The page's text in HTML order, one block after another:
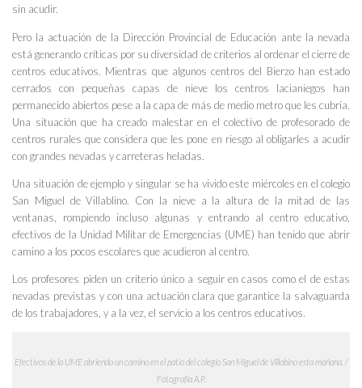
sin acudir.
Pero la actuación de la Dirección Provincial de Educación ante la nevada
está generando críticas por su diversidad de criterios al ordenar el cierre de
centros educativos. Mientras que algunos centros del Bierzo han estado
cerrados con pequeñas capas de nieve los centros lacianiegos han
permanecido abiertos pese a la capa de más de medio metro que les cubría.
Una situación que ha creado malestar en el colectivo de profesorado de
centros rurales que considera que les pone en riesgo al obligarles a acudir
con grandes nevadas y carreteras heladas.
Una situación de ejemplo y singular se ha vivido este miércoles en el colegio
San Miguel de Villablino. Con la nieve a la altura de la mitad de las
ventanas, rompiendo incluso algunas y entrando al centro educativo,
efectivos de la Unidad Militar de Emergencias (UME) han tenido que abrir
camino a los pocos escolares que acudieron al centro.
Los profesores piden un criterio único a seguir en casos como el de estas
nevadas previstas y con una actuación clara que garantice la salvaguarda
de los trabajadores, y a la vez, el servicio a los centros educativos.
Efectivos de la UME abriendo un camino en el patio del colegio San Miguel de Villabino esta mañana. /
Fotografía A.P.